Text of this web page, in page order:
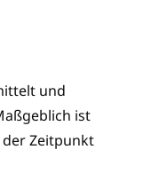
und
ist
Zeitpunkt